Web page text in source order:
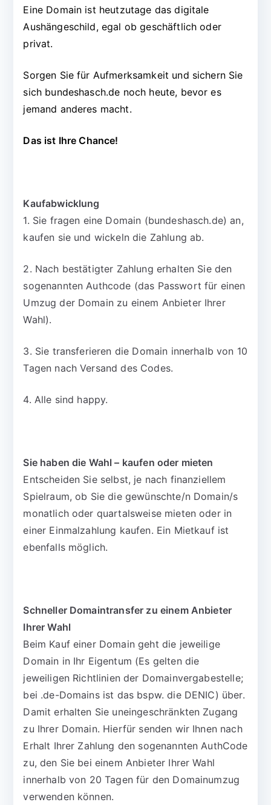
Eine Domain ist heutzutage das digitale
Aushängeschild, egal ob geschäftlich oder
privat.
Sorgen Sie für Aufmerksamkeit und sichern Sie
sich bundeshasch.de noch heute, bevor es
jemand anderes macht.
Das ist Ihre Chance!
Kaufabwicklung
1. Sie fragen eine Domain (bundeshasch.de) an,
kaufen sie und wickeln die Zahlung ab.
2. Nach bestätigter Zahlung erhalten Sie den
sogenannten Authcode (das Passwort für einen
Umzug der Domain zu einem Anbieter Ihrer
Wahl).
3. Sie transferieren die Domain innerhalb von 10
Tagen nach Versand des Codes.
4. Alle sind happy.
Sie haben die Wahl – kaufen oder mieten
Entscheiden Sie selbst, je nach finanziellem
Spielraum, ob Sie die gewünschte/n Domain/s
monatlich oder quartalsweise mieten oder in
einer Einmalzahlung kaufen. Ein Mietkauf ist
ebenfalls möglich.
Schneller Domaintransfer zu einem Anbieter
Ihrer Wahl
Beim Kauf einer Domain geht die jeweilige
Domain in Ihr Eigentum (Es gelten die
jeweiligen Richtlinien der Domainvergabestelle;
bei .de-Domains ist das bspw. die DENIC) über.
Damit erhalten Sie uneingeschränkten Zugang
zu Ihrer Domain. Hierfür senden wir Ihnen nach
Erhalt Ihrer Zahlung den sogenannten AuthCode
zu, den Sie bei einem Anbieter Ihrer Wahl
innerhalb von 20 Tagen für den Domainumzug
verwenden können.